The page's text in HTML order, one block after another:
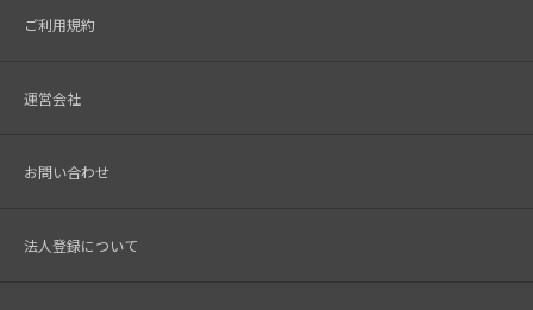
ご利用規約
運営会社
お問い合わせ
法人登録について